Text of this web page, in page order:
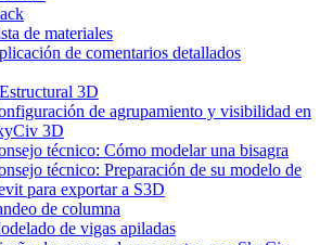
de materiales
de comentarios detallados
3D
de agrupamiento y visibilidad en
3D
técnico: Cómo modelar una bisagra
técnico: Preparación de su modelo de
para exportar a S3D
de columna
de vigas apiladas